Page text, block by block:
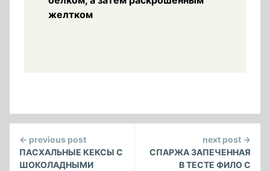
желтком
Continue
Reading
← previous post
ПАСХАЛЬНЫЕ КЕКСЫ С
ШОКОЛАДНЫМИ
next post →
СПАРЖА ЗАПЕЧЕННАЯ
В ТЕСТЕ ФИЛО С